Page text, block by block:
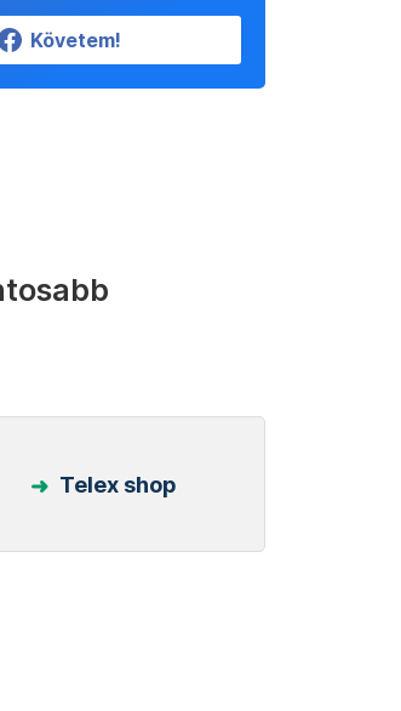
Követem!
Telex shop